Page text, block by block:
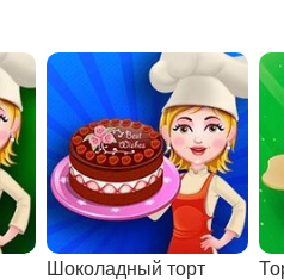
Шоколадный торт